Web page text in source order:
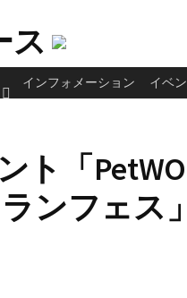
インフォメーション イベ
ト「
ンフェス